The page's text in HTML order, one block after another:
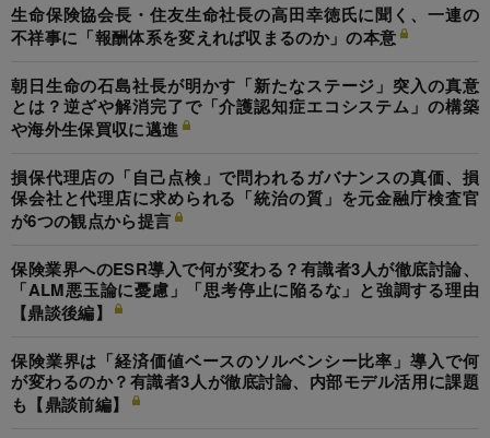
生命保険協会長・住友生命社長の高田幸徳氏に聞く、一連の
不祥事に「報酬体系を変えれば収まるのか」の本意
朝日生命の石島社長が明かす「新たなステージ」突入の真意
とは？逆ざや解消完了で「介護認知症エコシステム」の構築
や海外生保買収に邁進
損保代理店の「自己点検」で問われるガバナンスの真価、損
保会社と代理店に求められる「統治の質」を元金融庁検査官
が6つの観点から提言
保険業界へのESR導入で何が変わる？有識者3人が徹底討論、
「ALM悪玉論に憂慮」「思考停止に陥るな」と強調する理由
【鼎談後編】
保険業界は「経済価値ベースのソルベンシー比率」導入で何
が変わるのか？有識者3人が徹底討論、内部モデル活用に課題
も【鼎談前編】